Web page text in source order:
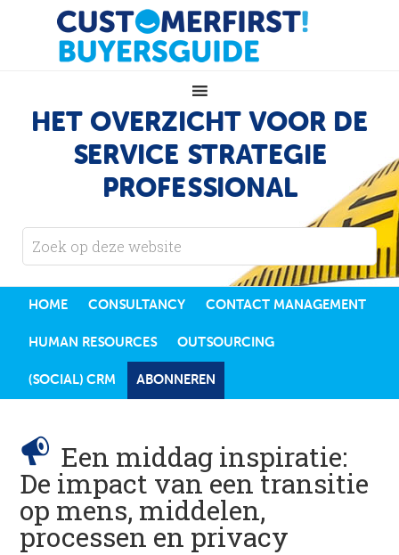
HET OVERZICHT VOOR DE
SERVICE STRATEGIE
PROFESSIONAL
HOME CONSULTANCY CONTACT MANAGEMENT
HUMAN RESOURCES OUTSOURCING
(SOCIAL) CRM ABONNEREN
Een middag inspiratie:
De impact van een transitie
op mens, middelen,
processen en privacy